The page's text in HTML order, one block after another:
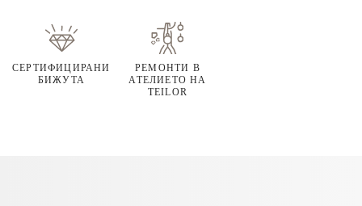
СЕРТИФИЦИРАНИ
БИЖУТА
РЕМОНТИ В
АТЕЛИЕТО НА
TEILOR